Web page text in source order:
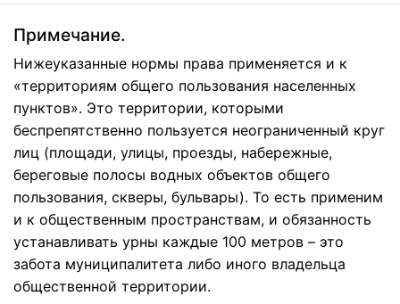
Примечание.
Нижеуказанные нормы права применяется и к
«территориям общего пользования населенных
пунктов». Это территории, которыми
беспрепятственно пользуется неограниченный круг
лиц (площади, улицы, проезды, набережные,
береговые полосы водных объектов общего
пользования, скверы, бульвары). То есть применим
и к общественным пространствам, и обязанность
устанавливать урны каждые 100 метров – это
забота муниципалитета либо иного владельца
общественной территории.